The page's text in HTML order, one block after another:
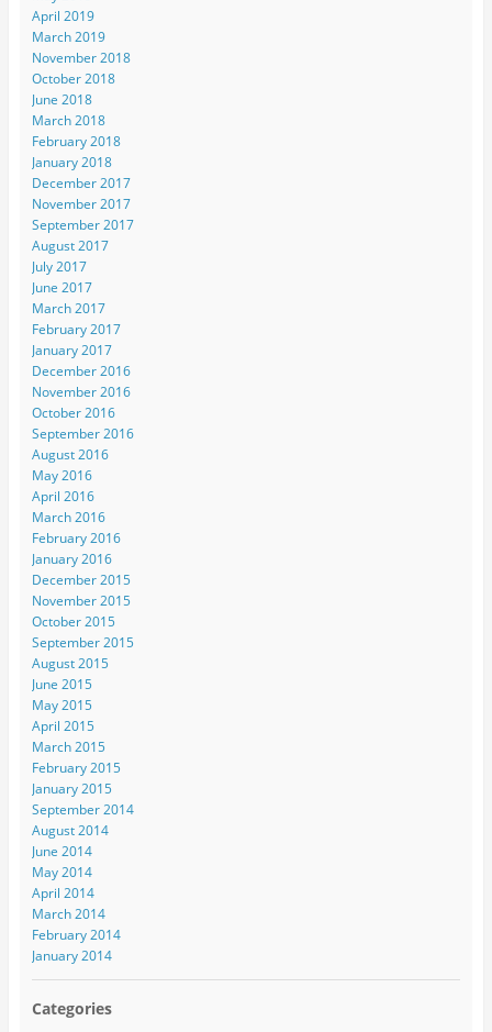
April 2019
March 2019
November 2018
October 2018
June 2018
March 2018
February 2018
January 2018
December 2017
November 2017
September 2017
August 2017
July 2017
June 2017
March 2017
February 2017
January 2017
December 2016
November 2016
October 2016
September 2016
August 2016
May 2016
April 2016
March 2016
February 2016
January 2016
December 2015
November 2015
October 2015
September 2015
August 2015
June 2015
May 2015
April 2015
March 2015
February 2015
January 2015
September 2014
August 2014
June 2014
May 2014
April 2014
March 2014
February 2014
January 2014
Categories